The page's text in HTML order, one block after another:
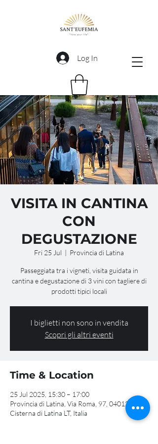
Log In
VISITA IN CANTINA
CON
DEGUSTAZIONE
Fri 25 Jul
  |
Provincia di Latina
Passeggiata tra i vigneti, visita guidata in
cantina e degustazione di 3 vini con tagliere di
prodotti tipici locali
I biglietti non sono in vendita
Scopri gli altri eventi
Time & Location
25 Jul 2025, 15:30 – 17:00
Provincia di Latina, Via Roma, 97, 04012
Cisterna di Latina LT, Italia